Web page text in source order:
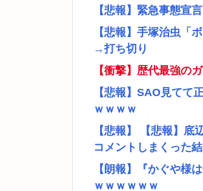
【悲報】緊急事態宣
【悲報】手塚治虫「
→打ち切り
【衝撃】歴代最強の
【悲報】SAO見てて
ｗｗｗｗ
【悲報】 【悲報】
コメントしまくった
【朗報】『かぐや様
ｗｗｗｗｗｗ